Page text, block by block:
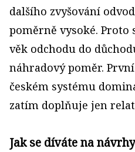
dalšího zvyšování
poměrně vysoké. Proto
věk odchodu do
náhradový poměr.
českém systému
zatím doplňuje jen
Jak se díváte na